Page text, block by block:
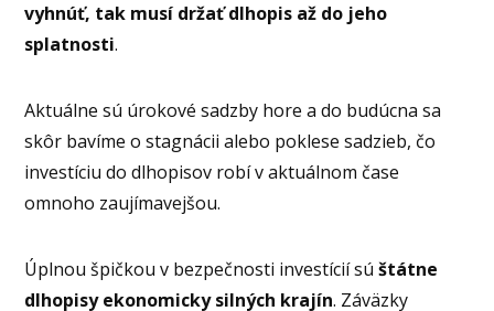
vyhnúť, tak musí držať dlhopis až do jeho
splatnosti.
Aktuálne sú úrokové sadzby hore a do budúcna sa
skôr bavíme o stagnácii alebo poklese sadzieb, čo
investíciu do dlhopisov robí v aktuálnom čase
omnoho zaujímavejšou.
Úplnou špičkou v bezpečnosti investícií súštátne
dlhopisy ekonomicky silných krajín. Záväzky